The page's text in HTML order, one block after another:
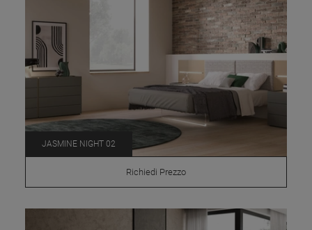
JASMINE NIGHT 02
Richiedi Prezzo